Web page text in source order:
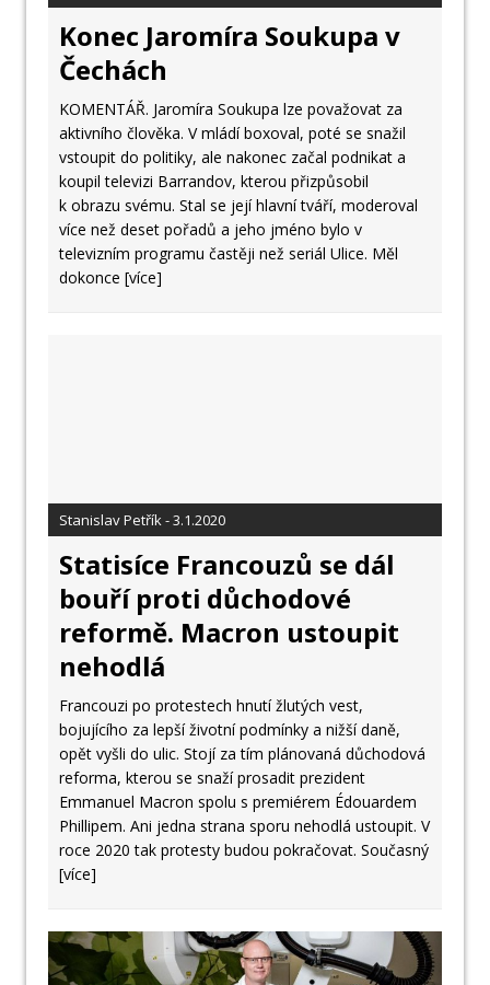
Konec Jaromíra Soukupa v
Čechách
KOMENTÁŘ. Jaromíra Soukupa lze považovat za
aktivního člověka. V mládí boxoval, poté se snažil
vstoupit do politiky, ale nakonec začal podnikat a
koupil televizi Barrandov, kterou přizpůsobil
k obrazu svému. Stal se její hlavní tváří, moderoval
více než deset pořadů a jeho jméno bylo v
televizním programu častěji než seriál Ulice. Měl
dokonce [více]
Stanislav Petřík - 3.1.2020
Statisíce Francouzů se dál
bouří proti důchodové
reformě. Macron ustoupit
nehodlá
Francouzi po protestech hnutí žlutých vest,
bojujícího za lepší životní podmínky a nižší daně,
opět vyšli do ulic. Stojí za tím plánovaná důchodová
reforma, kterou se snaží prosadit prezident
Emmanuel Macron spolu s premiérem Édouardem
Phillipem. Ani jedna strana sporu nehodlá ustoupit. V
roce 2020 tak protesty budou pokračovat. Současný
[více]